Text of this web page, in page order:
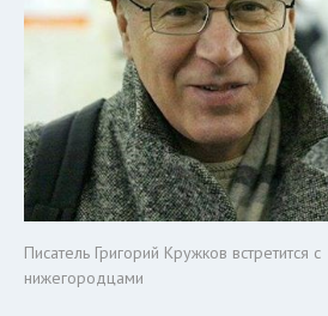
Писатель Григорий Кружков встретится с
нижегородцами